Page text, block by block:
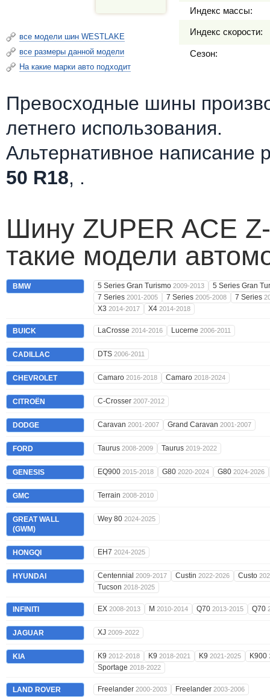
все модели шин WESTLAKE
все размеры данной модели
На какие марки авто подходит
Индекс массы:
Индекс скорости:
Сезон:
Превосходные шины
летнего использования.
Альтернативное написание
50 R18, .
Шину ZUPER ACE
такие модели
BMW 5 Series Gran Turismo 2009-2013
5 Series Gran
7 Series 2001-2005 7 Series 2005-2008 7 Series
X3 2014-2017 X4 2014-2018
BUICK LaCrosse 2014-2016 Lucerne 2006-2011
CADILLAC DTS 2006-2011
CHEVROLET Camaro 2016-2018 Camaro 2018-2024
CITROËN C-Crosser 2007-2012
DODGE Caravan 2001-2007 Grand Caravan 2001-2007
FORD Taurus 2008-2009 Taurus 2019-2022
GENESIS EQ900 2015-2018 G80 2020-2024 G80 2024-2026
GMC Terrain 2008-2010
GREAT WALL
(GWM)
Wey 80 2024-2025
HONGQI EH7 2024-2025
HYUNDAI Centennial 2009-2017 Custin 2022-2026 Custo
Tucson 2018-2025
INFINITI EX 2008-2013 M 2010-2014 Q70 2013-2015 Q70
JAGUAR XJ 2009-2022
KIA K9 2012-2018 K9 2018-2021 K9 2021-2025 K900
Sportage 2018-2022
LAND ROVER Freelander 2000-2003 Freelander 2003-2006